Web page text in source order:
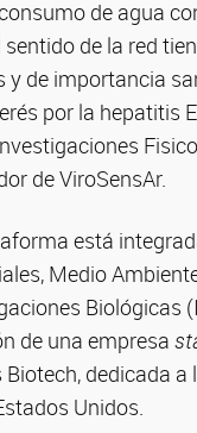
de agua
de la red
y de importancia
por la hepatitis
de ViroSensAr.
está
Medio
Biológicas
de una empresa
dedicada
Unidos.